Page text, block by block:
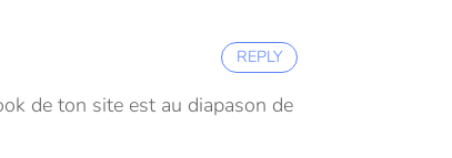
de ton site est au diapason de
REPLY